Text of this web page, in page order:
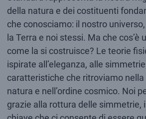
della natura e dei costituenti
che conosciamo: il nostro
la Terra e noi stessi. Ma che cos’è
come la si costruisce? Le teorie
ispirate all’eleganza, alle
caratteristiche che ritroviamo nella
natura e nell’ordine cosmico. Noi
grazie alla rottura delle simmetrie,